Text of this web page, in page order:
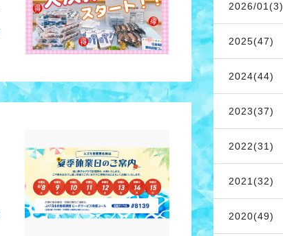
2026/01(3)
2025(47)
2024(44)
2023(37)
2022(31)
2021(32)
2020(49)